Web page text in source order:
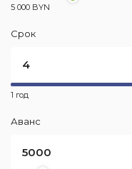
5 000 BYN
Срок
1 год
Аванс